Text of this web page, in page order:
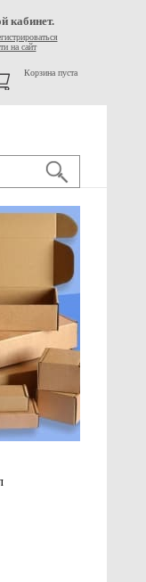
кабинет.
на сайт
Корзина пуста